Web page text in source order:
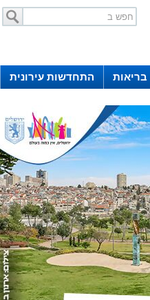
בריאות
התחדשות עירונית